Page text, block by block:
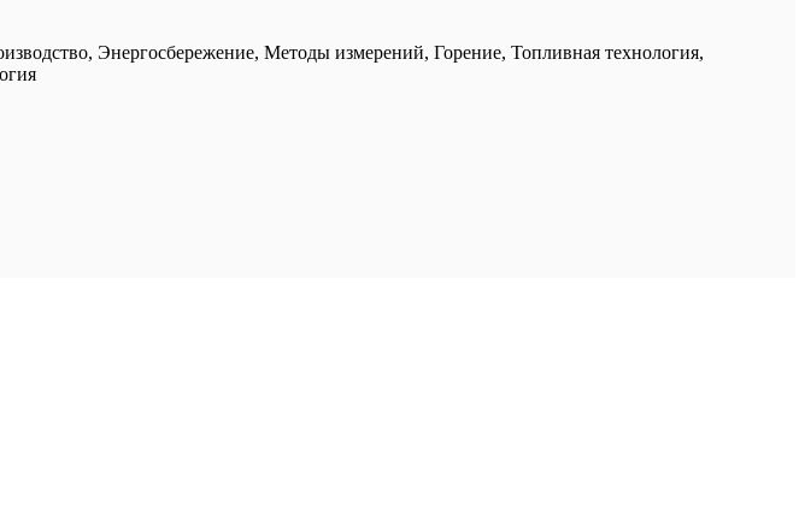
Энергосбережение, Методы измерений, Горение, Топливная технология,